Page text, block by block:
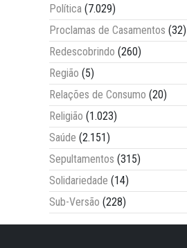
Política (7.029)
Proclamas de Casamentos (32)
Redescobrindo (260)
Região (5)
Relações de Consumo (20)
Religião (1.023)
Saúde (2.151)
Sepultamentos (315)
Solidariedade (14)
Sub-Versão (228)